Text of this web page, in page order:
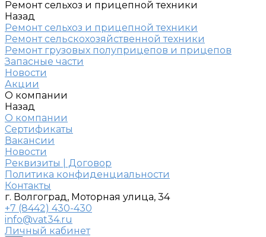
Ремонт сельхоз и прицепной техники
Назад
Ремонт сельхоз и прицепной техники
Ремонт сельскохозяйственной техники
Ремонт грузовых полуприцепов и прицепов
Запасные части
Новости
Акции
О компании
Назад
О компании
Сертификаты
Вакансии
Новости
Реквизиты | Договор
Политика конфиденциальности
Контакты
г. Волгоград, Моторная улица, 34
+7 (8442) 430-430
info@vat34.ru
Личный кабинет